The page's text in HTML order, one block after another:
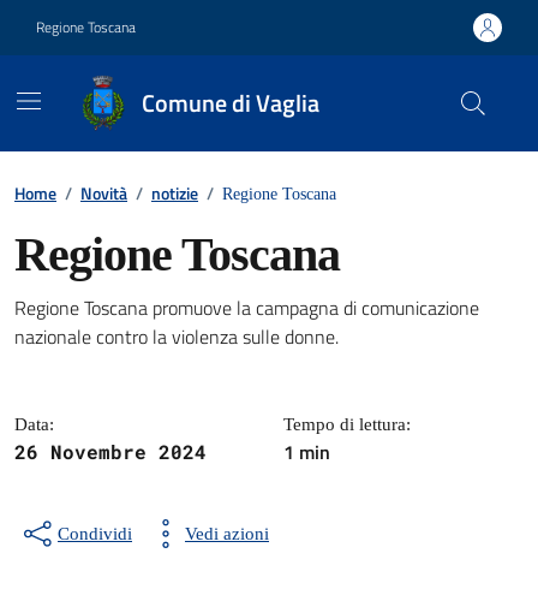
Regione Toscana
Comune di Vaglia
Home / Novità / notizie / Regione Toscana
Regione Toscana
Dettagli della notizia
Regione Toscana promuove la campagna di comunicazione
nazionale contro la violenza sulle donne.
Data:
26 Novembre 2024
Tempo di lettura:
1 min
Condividi Vedi azioni